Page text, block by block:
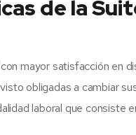
de la
mayor satisfacción en
obligadas a cambiar
laboral que